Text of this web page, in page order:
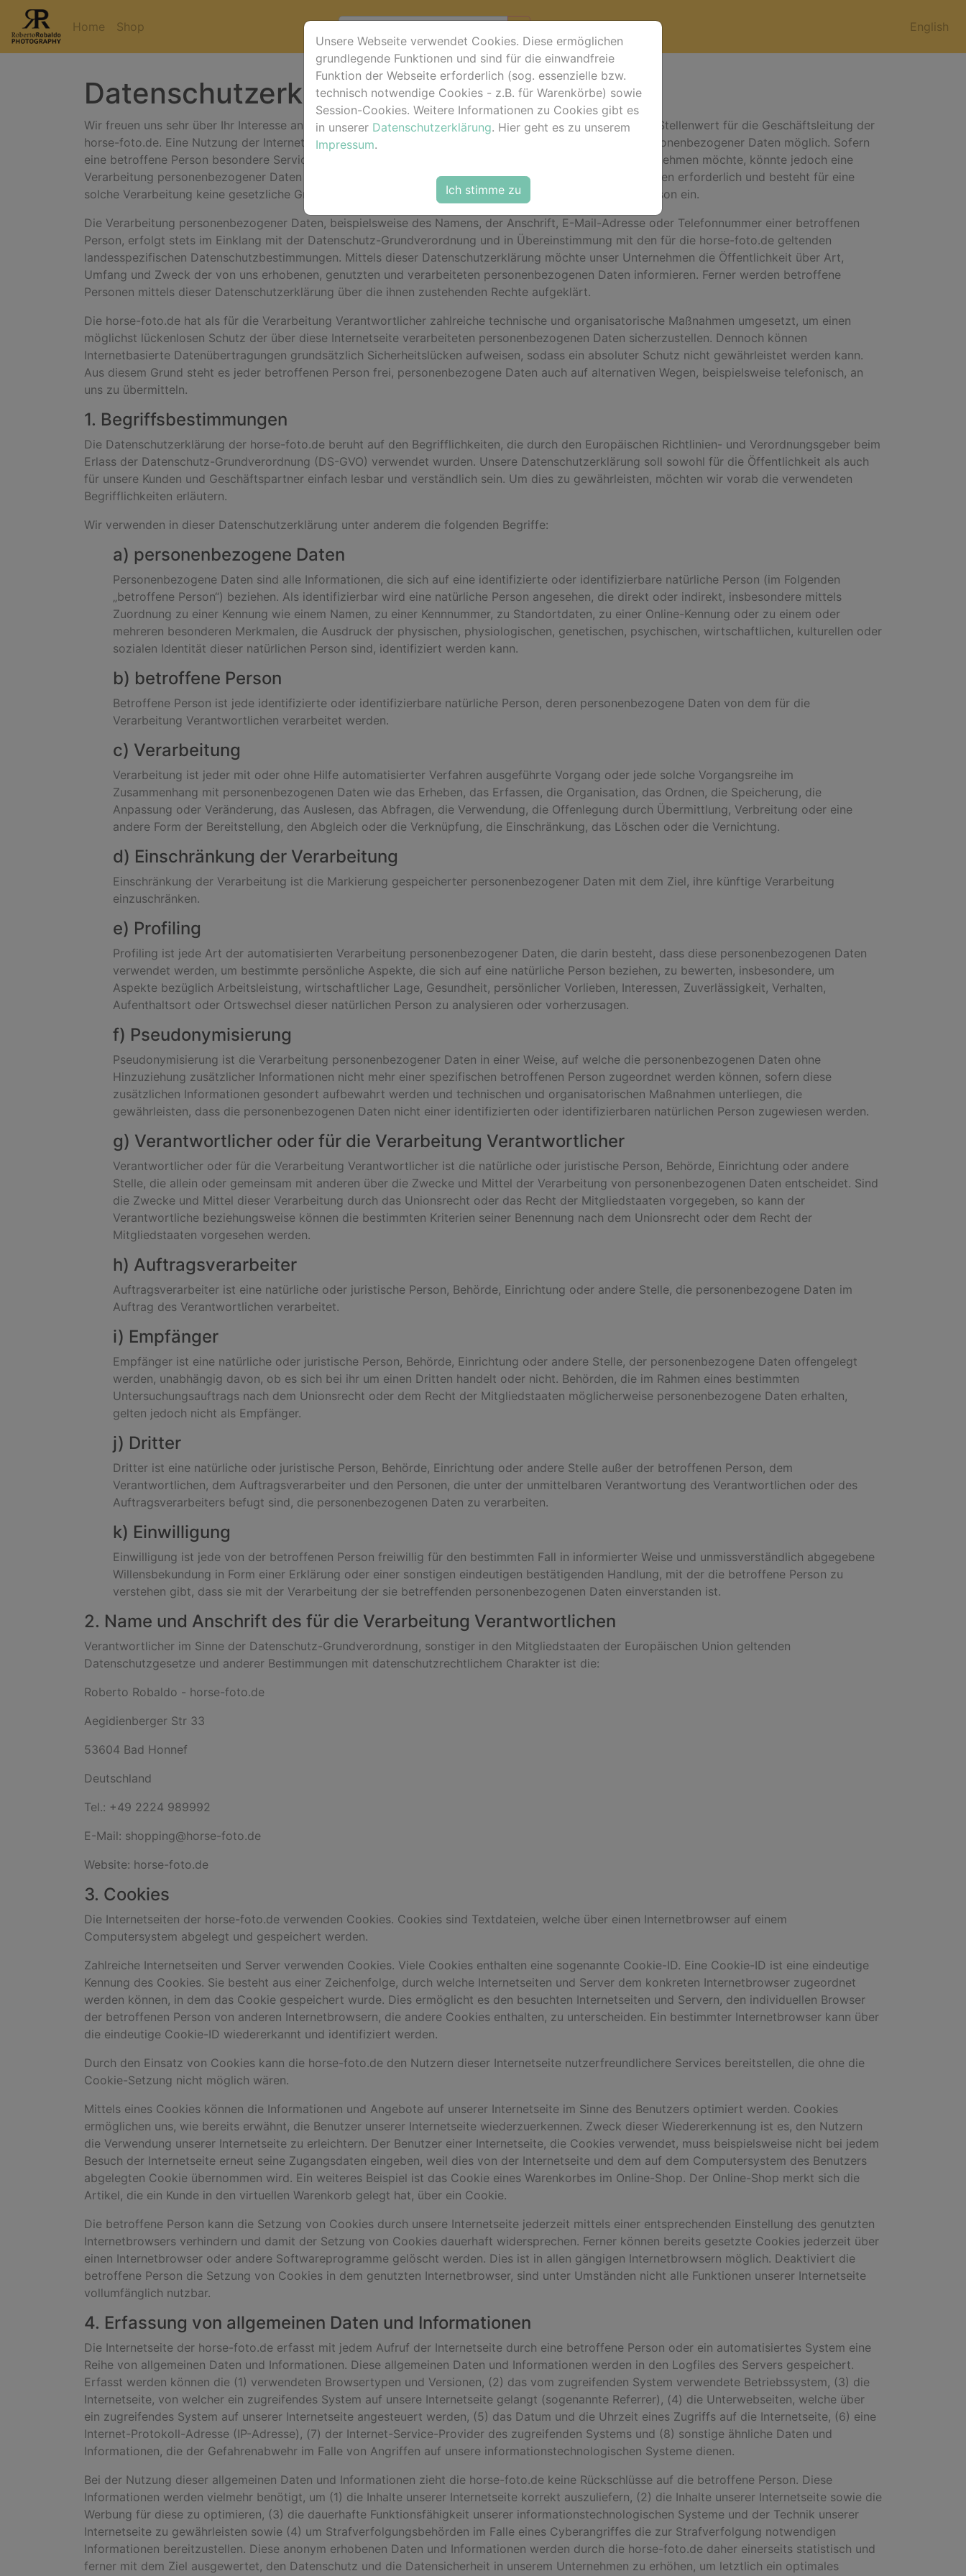
Home Shop English
Datenschutzerklärung
Wir freuen uns sehr über Ihr Interesse an unserem Unternehmen. Datenschutz hat einen besonders hohen Stellenwert für die Geschäftsleitung der
horse-foto.de. Eine Nutzung der Internetseiten der horse-foto.de ist grundsätzlich ohne jede Angabe personenbezogener Daten möglich. Sofern
eine betroffene Person besondere Services unseres Unternehmens über unsere Internetseite in Anspruch nehmen möchte, könnte jedoch eine
Verarbeitung personenbezogener Daten erforderlich werden. Ist die Verarbeitung personenbezogener Daten erforderlich und besteht für eine
solche Verarbeitung keine gesetzliche Grundlage, holen wir generell eine Einwilligung der betroffenen Person ein.
Die Verarbeitung personenbezogener Daten, beispielsweise des Namens, der Anschrift, E-Mail-Adresse oder Telefonnummer einer betroffenen
Person, erfolgt stets im Einklang mit der Datenschutz-Grundverordnung und in Übereinstimmung mit den für die horse-foto.de geltenden
landesspezifischen Datenschutzbestimmungen. Mittels dieser Datenschutzerklärung möchte unser Unternehmen die Öffentlichkeit über Art,
Umfang und Zweck der von uns erhobenen, genutzten und verarbeiteten personenbezogenen Daten informieren. Ferner werden betroffene
Personen mittels dieser Datenschutzerklärung über die ihnen zustehenden Rechte aufgeklärt.
Die horse-foto.de hat als für die Verarbeitung Verantwortlicher zahlreiche technische und organisatorische Maßnahmen umgesetzt, um einen
möglichst lückenlosen Schutz der über diese Internetseite verarbeiteten personenbezogenen Daten sicherzustellen. Dennoch können
Internetbasierte Datenübertragungen grundsätzlich Sicherheitslücken aufweisen, sodass ein absoluter Schutz nicht gewährleistet werden kann.
Aus diesem Grund steht es jeder betroffenen Person frei, personenbezogene Daten auch auf alternativen Wegen, beispielsweise telefonisch, an
uns zu übermitteln.
1. Begriffsbestimmungen
Die Datenschutzerklärung der horse-foto.de beruht auf den Begrifflichkeiten, die durch den Europäischen Richtlinien- und Verordnungsgeber beim
Erlass der Datenschutz-Grundverordnung (DS-GVO) verwendet wurden. Unsere Datenschutzerklärung soll sowohl für die Öffentlichkeit als auch
für unsere Kunden und Geschäftspartner einfach lesbar und verständlich sein. Um dies zu gewährleisten, möchten wir vorab die verwendeten
Begrifflichkeiten erläutern.
Wir verwenden in dieser Datenschutzerklärung unter anderem die folgenden Begriffe:
a) personenbezogene Daten
Personenbezogene Daten sind alle Informationen, die sich auf eine identifizierte oder identifizierbare natürliche Person (im Folgenden
„betroffene Person“) beziehen. Als identifizierbar wird eine natürliche Person angesehen, die direkt oder indirekt, insbesondere mittels
Zuordnung zu einer Kennung wie einem Namen, zu einer Kennnummer, zu Standortdaten, zu einer Online-Kennung oder zu einem oder
mehreren besonderen Merkmalen, die Ausdruck der physischen, physiologischen, genetischen, psychischen, wirtschaftlichen, kulturellen oder
sozialen Identität dieser natürlichen Person sind, identifiziert werden kann.
b) betroffene Person
Betroffene Person ist jede identifizierte oder identifizierbare natürliche Person, deren personenbezogene Daten von dem für die
Verarbeitung Verantwortlichen verarbeitet werden.
c) Verarbeitung
Verarbeitung ist jeder mit oder ohne Hilfe automatisierter Verfahren ausgeführte Vorgang oder jede solche Vorgangsreihe im
Zusammenhang mit personenbezogenen Daten wie das Erheben, das Erfassen, die Organisation, das Ordnen, die Speicherung, die
Anpassung oder Veränderung, das Auslesen, das Abfragen, die Verwendung, die Offenlegung durch Übermittlung, Verbreitung oder eine
andere Form der Bereitstellung, den Abgleich oder die Verknüpfung, die Einschränkung, das Löschen oder die Vernichtung.
d) Einschränkung der Verarbeitung
Einschränkung der Verarbeitung ist die Markierung gespeicherter personenbezogener Daten mit dem Ziel, ihre künftige Verarbeitung
einzuschränken.
e) Profiling
Profiling ist jede Art der automatisierten Verarbeitung personenbezogener Daten, die darin besteht, dass diese personenbezogenen Daten
verwendet werden, um bestimmte persönliche Aspekte, die sich auf eine natürliche Person beziehen, zu bewerten, insbesondere, um
Aspekte bezüglich Arbeitsleistung, wirtschaftlicher Lage, Gesundheit, persönlicher Vorlieben, Interessen, Zuverlässigkeit, Verhalten,
Aufenthaltsort oder Ortswechsel dieser natürlichen Person zu analysieren oder vorherzusagen.
f) Pseudonymisierung
Pseudonymisierung ist die Verarbeitung personenbezogener Daten in einer Weise, auf welche die personenbezogenen Daten ohne
Hinzuziehung zusätzlicher Informationen nicht mehr einer spezifischen betroffenen Person zugeordnet werden können, sofern diese
zusätzlichen Informationen gesondert aufbewahrt werden und technischen und organisatorischen Maßnahmen unterliegen, die
gewährleisten, dass die personenbezogenen Daten nicht einer identifizierten oder identifizierbaren natürlichen Person zugewiesen werden.
g) Verantwortlicher oder für die Verarbeitung Verantwortlicher
Verantwortlicher oder für die Verarbeitung Verantwortlicher ist die natürliche oder juristische Person, Behörde, Einrichtung oder andere
Stelle, die allein oder gemeinsam mit anderen über die Zwecke und Mittel der Verarbeitung von personenbezogenen Daten entscheidet. Sind
die Zwecke und Mittel dieser Verarbeitung durch das Unionsrecht oder das Recht der Mitgliedstaaten vorgegeben, so kann der
Verantwortliche beziehungsweise können die bestimmten Kriterien seiner Benennung nach dem Unionsrecht oder dem Recht der
Mitgliedstaaten vorgesehen werden.
h) Auftragsverarbeiter
Auftragsverarbeiter ist eine natürliche oder juristische Person, Behörde, Einrichtung oder andere Stelle, die personenbezogene Daten im
Auftrag des Verantwortlichen verarbeitet.
i) Empfänger
Empfänger ist eine natürliche oder juristische Person, Behörde, Einrichtung oder andere Stelle, der personenbezogene Daten offengelegt
werden, unabhängig davon, ob es sich bei ihr um einen Dritten handelt oder nicht. Behörden, die im Rahmen eines bestimmten
Untersuchungsauftrags nach dem Unionsrecht oder dem Recht der Mitgliedstaaten möglicherweise personenbezogene Daten erhalten,
gelten jedoch nicht als Empfänger.
j) Dritter
Dritter ist eine natürliche oder juristische Person, Behörde, Einrichtung oder andere Stelle außer der betroffenen Person, dem
Verantwortlichen, dem Auftragsverarbeiter und den Personen, die unter der unmittelbaren Verantwortung des Verantwortlichen oder des
Auftragsverarbeiters befugt sind, die personenbezogenen Daten zu verarbeiten.
k) Einwilligung
Einwilligung ist jede von der betroffenen Person freiwillig für den bestimmten Fall in informierter Weise und unmissverständlich abgegebene
Willensbekundung in Form einer Erklärung oder einer sonstigen eindeutigen bestätigenden Handlung, mit der die betroffene Person zu
verstehen gibt, dass sie mit der Verarbeitung der sie betreffenden personenbezogenen Daten einverstanden ist.
2. Name und Anschrift des für die Verarbeitung Verantwortlichen
Verantwortlicher im Sinne der Datenschutz-Grundverordnung, sonstiger in den Mitgliedstaaten der Europäischen Union geltenden
Datenschutzgesetze und anderer Bestimmungen mit datenschutzrechtlichem Charakter ist die:
Roberto Robaldo - horse-foto.de
Aegidienberger Str 33
53604 Bad Honnef
Deutschland
Tel.: +49 2224 989992
E-Mail: shopping@horse-foto.de
Website: horse-foto.de
3. Cookies
Die Internetseiten der horse-foto.de verwenden Cookies. Cookies sind Textdateien, welche über einen Internetbrowser auf einem
Computersystem abgelegt und gespeichert werden.
Zahlreiche Internetseiten und Server verwenden Cookies. Viele Cookies enthalten eine sogenannte Cookie-ID. Eine Cookie-ID ist eine eindeutige
Kennung des Cookies. Sie besteht aus einer Zeichenfolge, durch welche Internetseiten und Server dem konkreten Internetbrowser zugeordnet
werden können, in dem das Cookie gespeichert wurde. Dies ermöglicht es den besuchten Internetseiten und Servern, den individuellen Browser
der betroffenen Person von anderen Internetbrowsern, die andere Cookies enthalten, zu unterscheiden. Ein bestimmter Internetbrowser kann über
die eindeutige Cookie-ID wiedererkannt und identifiziert werden.
Durch den Einsatz von Cookies kann die horse-foto.de den Nutzern dieser Internetseite nutzerfreundlichere Services bereitstellen, die ohne die
Cookie-Setzung nicht möglich wären.
Mittels eines Cookies können die Informationen und Angebote auf unserer Internetseite im Sinne des Benutzers optimiert werden. Cookies
ermöglichen uns, wie bereits erwähnt, die Benutzer unserer Internetseite wiederzuerkennen. Zweck dieser Wiedererkennung ist es, den Nutzern
die Verwendung unserer Internetseite zu erleichtern. Der Benutzer einer Internetseite, die Cookies verwendet, muss beispielsweise nicht bei jedem
Besuch der Internetseite erneut seine Zugangsdaten eingeben, weil dies von der Internetseite und dem auf dem Computersystem des Benutzers
abgelegten Cookie übernommen wird. Ein weiteres Beispiel ist das Cookie eines Warenkorbes im Online-Shop. Der Online-Shop merkt sich die
Artikel, die ein Kunde in den virtuellen Warenkorb gelegt hat, über ein Cookie.
Die betroffene Person kann die Setzung von Cookies durch unsere Internetseite jederzeit mittels einer entsprechenden Einstellung des genutzten
Internetbrowsers verhindern und damit der Setzung von Cookies dauerhaft widersprechen. Ferner können bereits gesetzte Cookies jederzeit über
einen Internetbrowser oder andere Softwareprogramme gelöscht werden. Dies ist in allen gängigen Internetbrowsern möglich. Deaktiviert die
betroffene Person die Setzung von Cookies in dem genutzten Internetbrowser, sind unter Umständen nicht alle Funktionen unserer Internetseite
vollumfänglich nutzbar.
4. Erfassung von allgemeinen Daten und Informationen
Die Internetseite der horse-foto.de erfasst mit jedem Aufruf der Internetseite durch eine betroffene Person oder ein automatisiertes System eine
Reihe von allgemeinen Daten und Informationen. Diese allgemeinen Daten und Informationen werden in den Logfiles des Servers gespeichert.
Erfasst werden können die (1) verwendeten Browsertypen und Versionen, (2) das vom zugreifenden System verwendete Betriebssystem, (3) die
Internetseite, von welcher ein zugreifendes System auf unsere Internetseite gelangt (sogenannte Referrer), (4) die Unterwebseiten, welche über
ein zugreifendes System auf unserer Internetseite angesteuert werden, (5) das Datum und die Uhrzeit eines Zugriffs auf die Internetseite, (6) eine
Internet-Protokoll-Adresse (IP-Adresse), (7) der Internet-Service-Provider des zugreifenden Systems und (8) sonstige ähnliche Daten und
Informationen, die der Gefahrenabwehr im Falle von Angriffen auf unsere informationstechnologischen Systeme dienen.
Bei der Nutzung dieser allgemeinen Daten und Informationen zieht die horse-foto.de keine Rückschlüsse auf die betroffene Person. Diese
Informationen werden vielmehr benötigt, um (1) die Inhalte unserer Internetseite korrekt auszuliefern, (2) die Inhalte unserer Internetseite sowie die
Werbung für diese zu optimieren, (3) die dauerhafte Funktionsfähigkeit unserer informationstechnologischen Systeme und der Technik unserer
Internetseite zu gewährleisten sowie (4) um Strafverfolgungsbehörden im Falle eines Cyberangriffes die zur Strafverfolgung notwendigen
Informationen bereitzustellen. Diese anonym erhobenen Daten und Informationen werden durch die horse-foto.de daher einerseits statistisch und
ferner mit dem Ziel ausgewertet, den Datenschutz und die Datensicherheit in unserem Unternehmen zu erhöhen, um letztlich ein optimales
Unsere Webseite verwendet Cookies. Diese ermöglichen
grundlegende Funktionen und sind für die einwandfreie
Funktion der Webseite erforderlich (sog. essenzielle bzw.
technisch notwendige Cookies - z.B. für Warenkörbe) sowie
Session-Cookies. Weitere Informationen zu Cookies gibt es
in unserer Datenschutzerklärung. Hier geht es zu unserem
Impressum.
Ich stimme zu